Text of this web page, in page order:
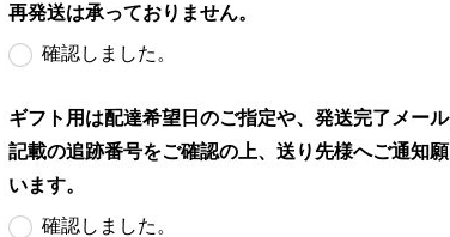
再発送は承っておりません。
確認しました。
ギフト用は配達希望日のご指定や、発送完了メール
記載の追跡番号をご確認の上、送り先様へご通知願
います。
確認しました。